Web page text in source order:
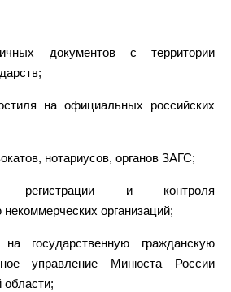
документов с территории
на официальных российских
нотариусов, органов ЗАГС;
регистрации и контроля
организаций;
на государственную гражданскую
управление Минюста России
области;